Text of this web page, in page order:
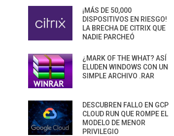
¡MÁS DE 50,000
DISPOSITIVOS EN RIESGO!
LA BRECHA DE CITRIX QUE
NADIE PARCHEÓ
¿MARK OF THE WHAT? ASÍ
ELUDEN WINDOWS CON UN
SIMPLE ARCHIVO .RAR
DESCUBREN FALLO EN GCP
CLOUD RUN QUE ROMPE EL
MODELO DE MENOR
PRIVILEGIO